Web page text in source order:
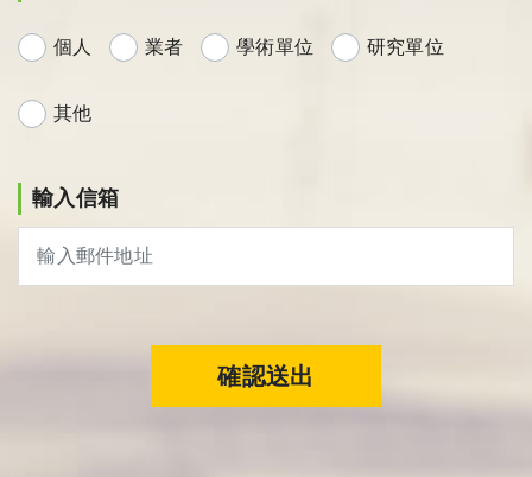
個人 業者 學術單位 研究單位
其他
輸入信箱
確認送出